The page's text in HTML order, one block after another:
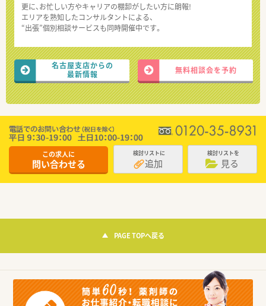
更に、お忙しい方やキャリアの棚卸がしたい方に朗報!
エリアを熟知したコンサルタントによる、
“出張”個別相談サービスも同時開催中です。
名古屋支店からの
最新情報
無料相談会を予約
この求人に
問い合わせる
検討リストに
追加
検討リストを
見る
PAGE TOPへ戻る